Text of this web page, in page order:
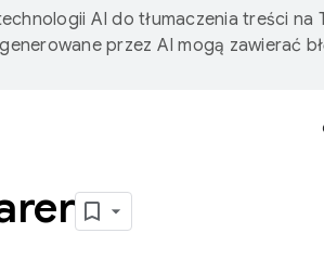
AI do tłumaczenia treści na
przez AI mogą zawierać